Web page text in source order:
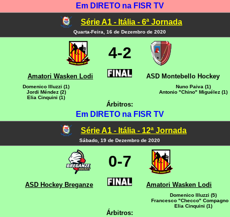
Em DIRETO na FISR TV
Série A1 - Itália - 6ª Jornada
Quarta-Feira, 16 de Dezembro de 2020
4-2
Amatori Wasken Lodi ASD Montebello Hockey
Domenico Illuzzi (1)
Jordi Méndez (2)
Elia Cinquini (1)
Nuno Paiva (1)
Antonio "Chino" Miguélez (1)
Árbitros:
Em DIRETO na FISR TV
Série A1 - Itália - 12ª Jornada
Sábado, 19 de Dezembro de 2020
0-7
ASD Hockey Breganze Amatori Wasken Lodi
Domenico Illuzzi (5)
Francesco "Checco" Compagno
Elia Cinquini (1)
Árbitros: